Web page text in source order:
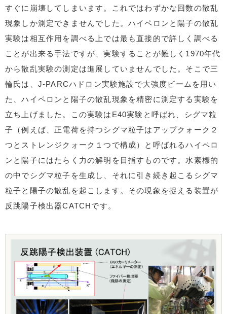
すぐに崩壊してしまいます。これではわずかな回数の散乱
現象しか測定できませんでした。ハイペロンと陽子の散乱
実験は相互作用を調べる上では最も直接的で詳しく調べる
ことが出来る手法ですが、実験することが難しく1970年代
から散乱実験の測定は進展していませんでした。そこで三
輪氏は、J-PARCハドロン実験施設で大強度ビームを用い
た、ハイペロンと陽子の散乱現象を精密に測定する実験を
立ち上げました。この実験はE40実験と呼ばれ、シグマ粒
子（例えば、正電荷を持つシグマ粒子はアップクォーク２
つとストレンジクォーク１つで構成）と呼ばれるハイペロ
ンと陽子にはたらく力の解明を目指すものです。水素標的
の中でシグマ粒子を生成し、それに引き続き起こるシグマ
粒子と陽子の散乱を起こします。その現象を捉える装置が
反跳陽子検出器CATCHです。